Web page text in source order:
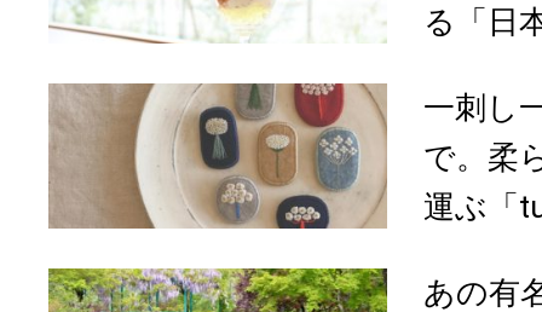
る「日
一刺し
で。柔
運ぶ「
あの有